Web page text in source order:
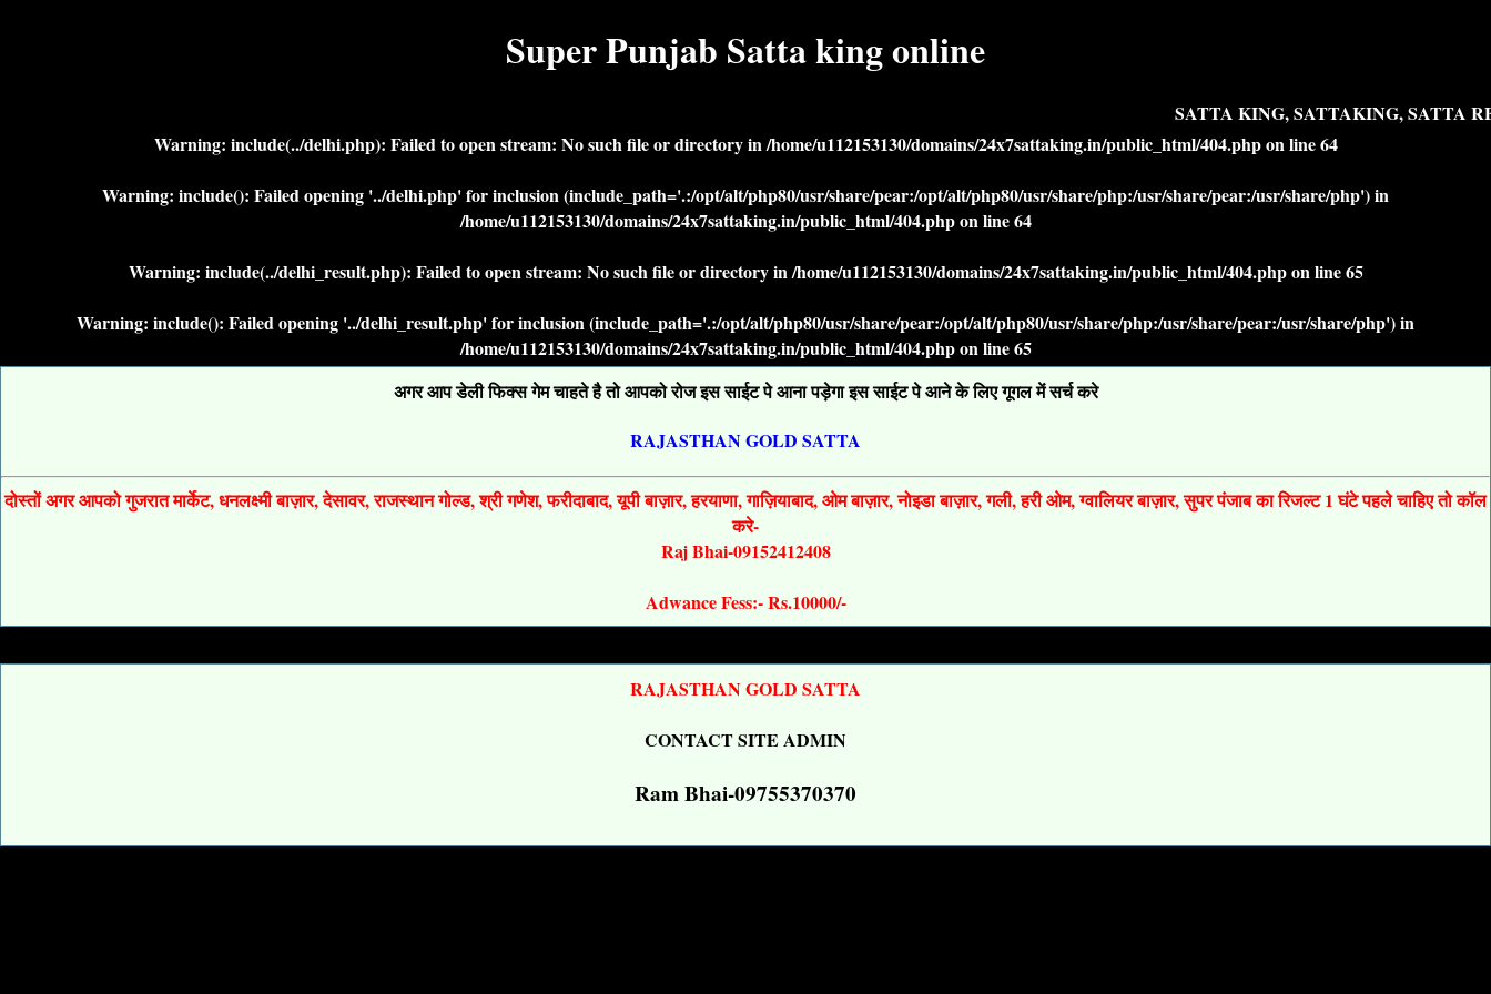
Super Punjab Satta king online
SATTA KING, SATTAKING, SATTA
Warning: include(../delhi.php): Failed to open stream: No such file or directory in/home/u112153130/domains/24x7sattaking.in/public_html/404.phpon line64
Warning: include(): Failed opening '../delhi.php' for inclusion (include_path='.:/opt/alt/php80/usr/share/pear:/opt/alt/php80/usr/share/php:/usr/share/pear:/usr/share/php') in
/home/u112153130/domains/24x7sattaking.in/public_html/404.phpon line64
Warning: include(../delhi_result.php): Failed to open stream: No such file or directory in/home/u112153130/domains/24x7sattaking.in/public_html/404.phpon line65
Warning: include(): Failed opening '../delhi_result.php' for inclusion (include_path='.:/opt/alt/php80/usr/share/pear:/opt/alt/php80/usr/share/php:/usr/share/pear:/usr/share/php') in
/home/u112153130/domains/24x7sattaking.in/public_html/404.phpon line65
अगर आप डेली फिक्स गेम चाहते है तो आपको रोज इस साईट पे आना पड़ेगा इस साईट पे आने के लिए गूगल में सर्च करे
RAJASTHAN GOLD SATTA
दोस्तों अगर आपको गुजरात मार्केट, धनलक्ष्मी बाज़ार, देसावर, राजस्थान गोल्ड, श्री गणेश, फरीदाबाद, यूपी बाज़ार, हरयाणा, गाज़ियाबाद, ओम बाज़ार, नोइडा बाज़ार, गली, हरी ओम, ग्वालियर बाज़ार, सुपर पंजाब का रिजल्ट 1 घंटे पहले चाहिए तो कॉल
करे-
Raj Bhai-09152412408
Adwance Fess:- Rs.10000/-
RAJASTHAN GOLD SATTA
CONTACT SITE ADMIN
Ram Bhai-09755370370